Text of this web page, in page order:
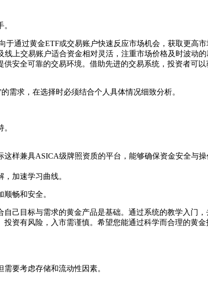
通过黄金ETF或交易账户快速反应市场机会，获取更高市
上交易账户适合资金相对灵活，注重市场价格及时波动的
安全可靠的交易环境。借助先进的交易系统，投资者可
需求，在选择时必须结合个人具体情况细致分析。
样兼具ASICA级牌照资质的平台，能够确保资金安全与
加速学习曲线。
畅和安全。
己目标与需求的黄金产品是基础。通过系统的教学入门
资有风险，入市需谨慎。希望您能通过科学而合理的黄金
要考虑存储和流动性因素。